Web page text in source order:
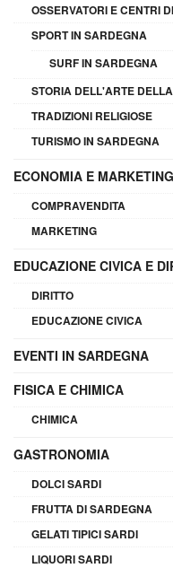
OSSERVATORI E CENTRI
SPORT IN SARDEGNA
SURF IN SARDEGNA
STORIA DELL'ARTE
TRADIZIONI RELIGIOSE
TURISMO IN SARDEGNA
ECONOMIA E MARKETING
COMPRAVENDITA
MARKETING
EDUCAZIONE CIVICA E
DIRITTO
EDUCAZIONE CIVICA
EVENTI IN SARDEGNA
FISICA E CHIMICA
CHIMICA
GASTRONOMIA
DOLCI SARDI
FRUTTA DI SARDEGNA
GELATI TIPICI SARDI
LIQUORI SARDI